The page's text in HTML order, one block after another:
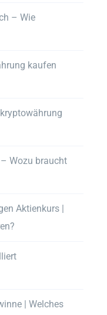
– Wie
kaufen
Wozu braucht
Aktienkurs |
| Welches